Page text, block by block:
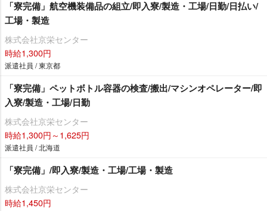
「寮完備」航空機装備品の組立/即入寮/製造・工場/日勤/日払い/
工場・製造
株式会社京栄センター
時給1,300円
派遣社員 / 東京都
「寮完備」ペットボトル容器の検査/搬出/マシンオペレーター/即
入寮/製造・工場/日勤
株式会社京栄センター
時給1,300円～1,625円
派遣社員 / 北海道
「寮完備」/即入寮/製造・工場/工場・製造
株式会社京栄センター
時給1,450円